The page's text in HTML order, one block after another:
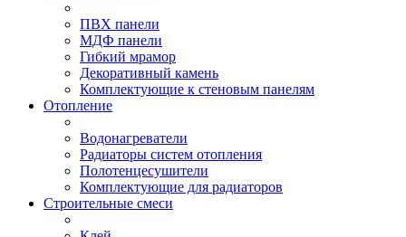
ПВХ панели
МДФ панели
Гибкий мрамор
Декоративный камень
Комплектующие к стеновым панелям
Отопление
Водонагреватели
Радиаторы систем отопления
Полотенцесушители
Комплектующие для радиаторов
Строительные смеси